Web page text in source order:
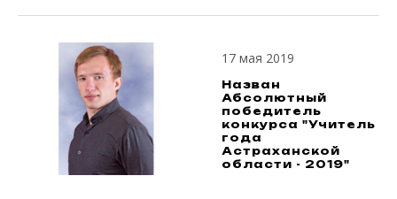
17 мая 2019
Назван
Абсолютный
победитель
конкурса "Учитель
года
Астраханской
области - 2019"